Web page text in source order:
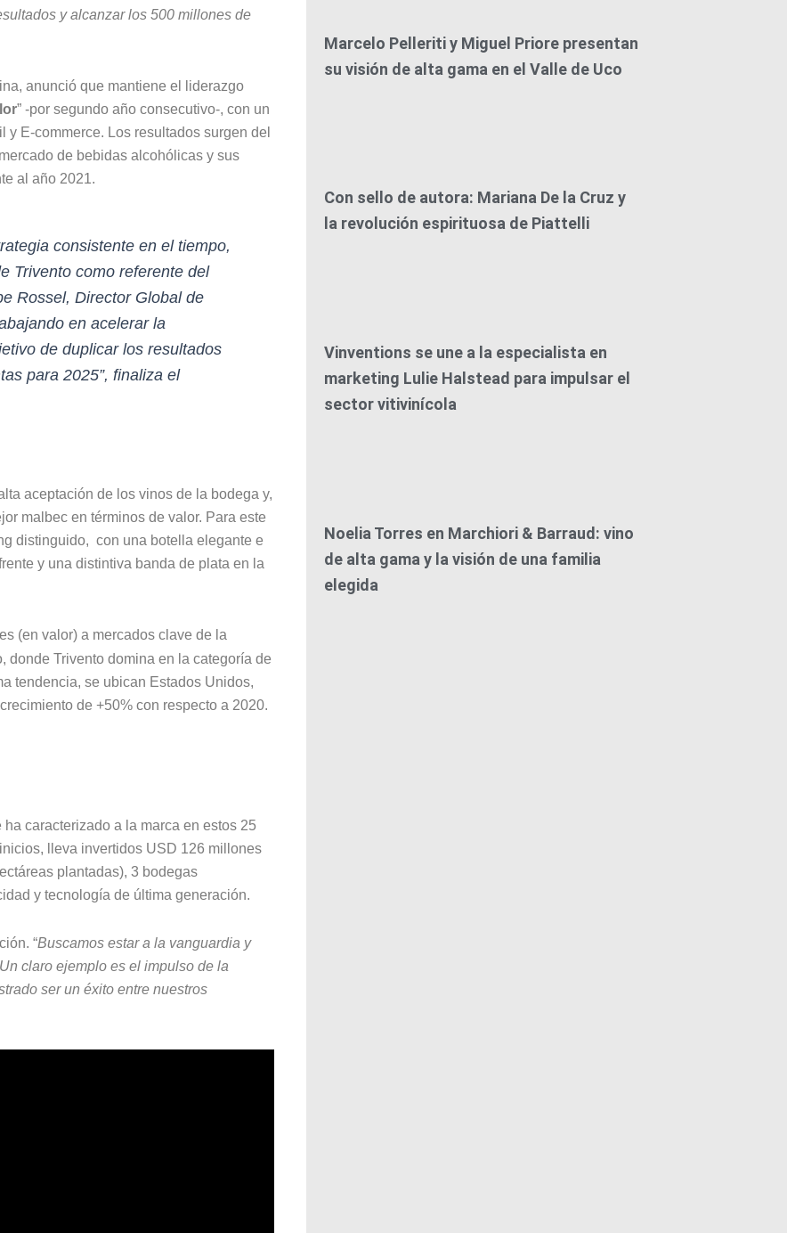
y alcanzar los 500 millones de
anunció que mantiene el liderazgo
” -por segundo año consecutivo-, con un
E-commerce. Los resultados surgen del
de bebidas alcohólicas y sus
al año 2021.
consistente en el tiempo,
Trivento como referente del
Rossel, Director Global de
en acelerar la
de duplicar los resultados
para 2025”, finaliza el
aceptación de los vinos de la bodega y,
malbec en términos de valor. Para este
distinguido, con una botella elegante e
y una distintiva banda de plata en la
(en valor) a mercados clave de la
donde Trivento domina en la categoría de
tendencia, se ubican Estados Unidos,
de +50% con respecto a 2020.
caracterizado a la marca en estos 25
lleva invertidos USD 126 millones
plantadas), 3 bodegas
y tecnología de última generación.
“Buscamos estar a la vanguardia y
claro ejemplo es el impulso de la
ser un éxito entre nuestros
Marcelo Pelleriti y Miguel Priore presentan
su visión de alta gama en el Valle de Uco
Con sello de autora: Mariana De la Cruz y
la revolución espirituosa de Piattelli
Vinventions se une a la especialista en
marketing Lulie Halstead para impulsar el
sector vitivinícola
Noelia Torres en Marchiori & Barraud: vino
de alta gama y la visión de una familia
elegida